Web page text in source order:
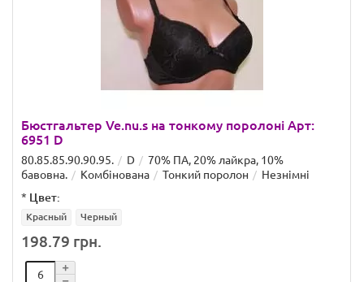
Бюстгальтер Ve.nu.s на тонкому поролоні Арт:
6951 D
80.85.85.90.90.95. D
70% ПА, 20% лайкра, 10%
бавовна.
Комбінована Тонкий поролон
Незнімні
* Цвет:
Красный Черный
198.79 грн.